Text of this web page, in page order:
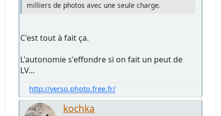
milliers de photos avec une seule charge.
C'est tout à fait ça.
L'autonomie s'effondre si on fait un peut de
LV...
http://verso.photo.free.fr/
kochka